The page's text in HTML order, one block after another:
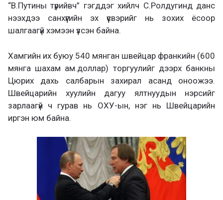
“В.Путины түрийвч” гэгддэг хийлч С.Ролдугинд данс
нээхдээ санхүүгийн эх үүсвэрийг нь зохих ёсоор
шалгаагүй хэмээн үзсэн байна.
Хамгийн их буюу 540 мянган швейцар франкийн (600
мянга шахам ам.доллар) торгуулийг дээрх банкны
Цюрих дахь салбарын захирал асанд оноожээ.
Швейцарийн хуулийн дагуу ялтнуудын нэрсийг
зарлаагүй ч гурав нь ОХУ-ын, нэг нь Швейцарийн
иргэн юм байна.